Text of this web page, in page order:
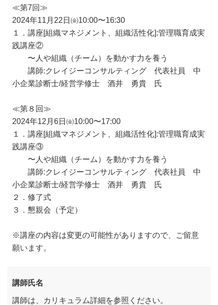
≪第7回≫
2024年11月22日㈮10:00〜16:30
１．講座[組織マネジメント、組織活性化]:管理職育成実
践講座②
〜人や組織（チーム）を動かす力を養う
講師:クレイジーコンサルティング 代表社員 中
小企業診断士/経営学修士 酒井 勇貴 氏
≪第８回≫
2024年12月6日㈮10:00〜17:00
１．講座[組織マネジメント、組織活性化]:管理職育成実
践講座③
〜人や組織（チーム）を動かす力を養う
講師:クレイジーコンサルティング 代表社員 中
小企業診断士/経営学修士 酒井 勇貴 氏
２．修了式
３．懇親会（予定）
※講座の内容は変更の可能性がありますので、ご留意
願います。
講師氏名
講師は、カリキュラム詳細を参照ください。